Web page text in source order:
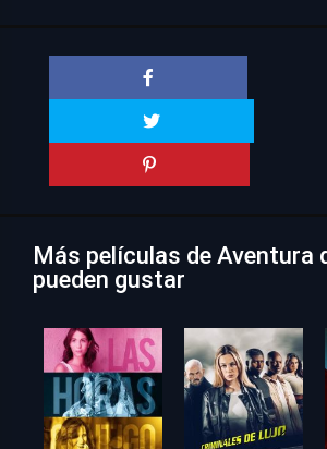
Más películas de Aventura
pueden gustar